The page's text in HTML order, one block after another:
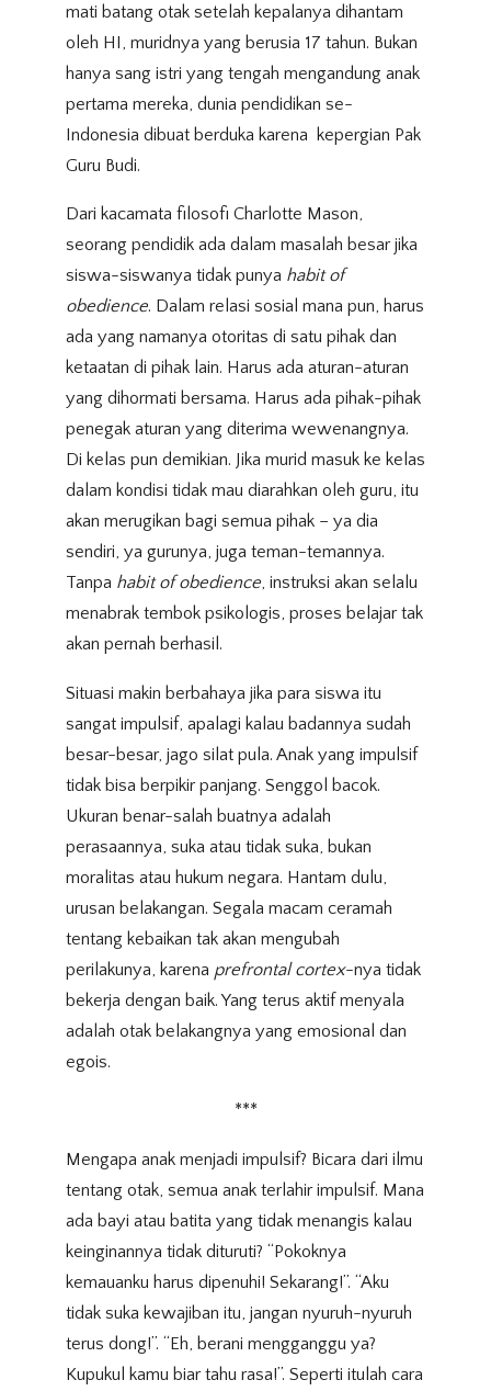
mati batang otak setelah kepalanya dihantam
oleh HI, muridnya yang berusia 17 tahun. Bukan
hanya sang istri yang tengah mengandung anak
pertama mereka, dunia pendidikan se-
Indonesia dibuat berduka karena kepergian Pak
Guru Budi.
Dari kacamata filosofi Charlotte Mason,
seorang pendidik ada dalam masalah besar jika
siswa-siswanya tidak punya habit of
obedience. Dalam relasi sosial mana pun, harus
ada yang namanya otoritas di satu pihak dan
ketaatan di pihak lain. Harus ada aturan-aturan
yang dihormati bersama. Harus ada pihak-pihak
penegak aturan yang diterima wewenangnya.
Di kelas pun demikian. Jika murid masuk ke kelas
dalam kondisi tidak mau diarahkan oleh guru, itu
akan merugikan bagi semua pihak – ya dia
sendiri, ya gurunya, juga teman-temannya.
Tanpa habit of obedience, instruksi akan selalu
menabrak tembok psikologis, proses belajar tak
akan pernah berhasil.
Situasi makin berbahaya jika para siswa itu
sangat impulsif, apalagi kalau badannya sudah
besar-besar, jago silat pula. Anak yang impulsif
tidak bisa berpikir panjang. Senggol bacok.
Ukuran benar-salah buatnya adalah
perasaannya, suka atau tidak suka, bukan
moralitas atau hukum negara. Hantam dulu,
urusan belakangan. Segala macam ceramah
tentang kebaikan tak akan mengubah
perilakunya, karena prefrontal cortex-nya tidak
bekerja dengan baik. Yang terus aktif menyala
adalah otak belakangnya yang emosional dan
egois.
***
Mengapa anak menjadi impulsif? Bicara dari ilmu
tentang otak, semua anak terlahir impulsif. Mana
ada bayi atau batita yang tidak menangis kalau
keinginannya tidak dituruti? “Pokoknya
kemauanku harus dipenuhi! Sekarang!”. “Aku
tidak suka kewajiban itu, jangan nyuruh-nyuruh
terus dong!”. “Eh, berani mengganggu ya?
Kupukul kamu biar tahu rasa!”. Seperti itulah cara